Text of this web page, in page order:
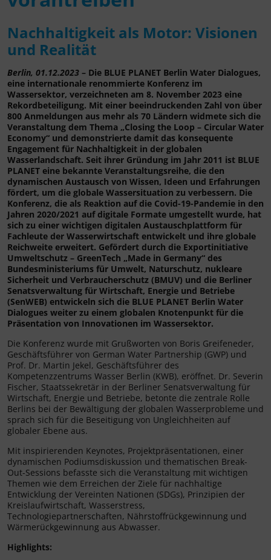
Nachhaltigkeit als Motor: Visionen
und Realität
Berlin, 01.12.2023 – Die BLUE PLANET Berlin Water Dialogues,
eine internationale renommierte Konferenz im
Wassersektor, verzeichneten am 8. November 2023 eine
Rekordbeteiligung. Mit einer beeindruckenden Zahl von über
800 Anmeldungen aus mehr als 70 Ländern widmete sich die
Veranstaltung dem Thema „Closing the Loop – Circular Water
Economy“ und demonstrierte damit das konsequente
Engagement für Nachhaltigkeit in der globalen
Wasserlandschaft. Seit ihrer Gründung im Jahr 2011 ist BLUE
PLANET eine bekannte Veranstaltungsreihe, die den
dynamischen Austausch von Wissen, Ideen und Erfahrungen
fördert, um die globale Wassersituation zu verbessern. Die
Konferenz, die als Reaktion auf die Covid-19-Pandemie in den
Jahren 2020/2021 auf digitale Formate umgestellt wurde, hat
sich zu einer wichtigen digitalen Austauschplattform für
Fachleute der Wasserwirtschaft entwickelt und ihre globale
Reichweite erweitert. Gefördert durch die Exportinitiative
Umweltschutz – GreenTech „Made in Germany“ des
Bundesministeriums für Umwelt, Naturschutz, nukleare
Sicherheit und Verbraucherschutz (BMUV) und die Berliner
Senatsverwaltung für Wirtschaft, Energie und Betriebe
(SenWEB) entwickeln sich die BLUE PLANET Berlin Water
Dialogues weiter zu einem globalen Knotenpunkt für die
Präsentation von Innovationen im Wassersektor.
Die Konferenz wurde mit Grußworten von Boris Greifeneder,
Geschäftsführer von German Water Partnership (GWP) und
Prof. Dr. Martin Jekel, Geschäftsführer des
Kompetenzzentrums Wasser Berlin (KWB), eröffnet. Dr. Severin
Fischer, Staatssekretär in der Berliner Senatsverwaltung für
Wirtschaft, Energie und Betriebe, betonte die zentrale Rolle
Berlins bei der Bewältigung der globalen Wasserprobleme und
sprach sich für die Beseitigung von Ungleichheiten auf
globaler Ebene aus.
Mit inspirierenden Keynotes, Projektpräsentationen, einer
dynamischen Podiumsdiskussion und thematischen Break-
Out-Sessions befasste sich die Veranstaltung mit wichtigen
Themen wie dem Erreichen der Ziele für nachhaltige
Entwicklung der Vereinten Nationen (SDGs), Prinzipien der
Kreislaufwirtschaft, Wasserstress,
Technologiepartnerschaften, Nährstoffrückgewinnung und
Wärmerückgewinnung aus Abwasser.
Highlights: